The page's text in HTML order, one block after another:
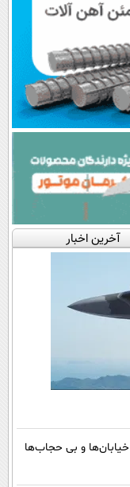
آخرین اخبار
بریزند خیابان‌ها و بی حجاب‌ها